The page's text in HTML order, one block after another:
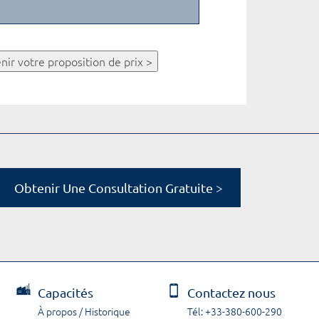
votre proposition de prix >
Obtenir Une Consultation Gratuite >
Capacités
À propos / Historique
Contactez nous
Tél: +33-380-600-290